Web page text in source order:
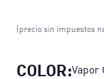
(precio sin impuestos
COLOR:Vapor